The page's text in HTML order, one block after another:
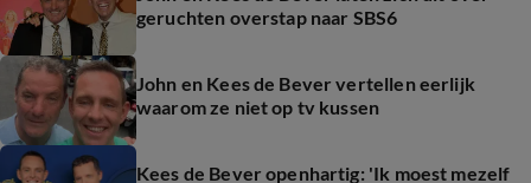
geruchten overstap naar SBS6
John en Kees de Bever vertellen eerlijk
waarom ze niet op tv kussen
Kees de Bever openhartig: 'Ik moest mezelf